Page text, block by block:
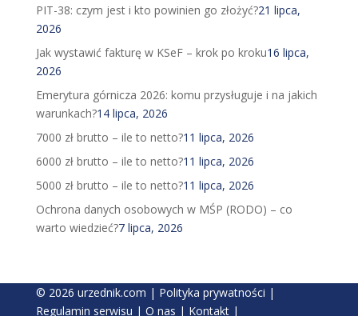
PIT-38: czym jest i kto powinien go złożyć?21 lipca,
2026
Jak wystawić fakturę w KSeF – krok po kroku16 lipca,
2026
Emerytura górnicza 2026: komu przysługuje i na jakich
warunkach?14 lipca, 2026
7000 zł brutto – ile to netto?11 lipca, 2026
6000 zł brutto – ile to netto?11 lipca, 2026
5000 zł brutto – ile to netto?11 lipca, 2026
Ochrona danych osobowych w MŚP (RODO) – co
warto wiedzieć?7 lipca, 2026
© 2026 urzednik.com | Polityka prywatności |
Regulamin serwisu | O nas | Kontakt|